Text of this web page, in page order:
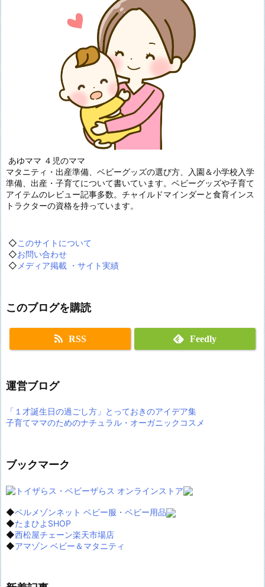
あゆママ ４児のママ
マタニティ・出産準備、ベビーグッズの選び方、入園＆小学校入学
準備、出産・子育てについて書いています。ベビーグッズや子育て
アイテムのレビュー記事多数。チャイルドマインダーと食育インス
トラクターの資格を持っています。
◇このサイトについて
◇お問い合わせ
◇ メディア掲載 ・サイト実績
このブログを購読
RSS Feedly
運営ブログ
「１才誕生日の過ごし方」とっておきのアイデア集
子育てママのためのナチュラル・オーガニックコスメ
ブックマーク
◆ベルメゾンネット ベビー服・ベビー用品
◆たまひよSHOP
◆西松屋チェーン楽天市場店
◆アマゾン ベビー＆マタニティ